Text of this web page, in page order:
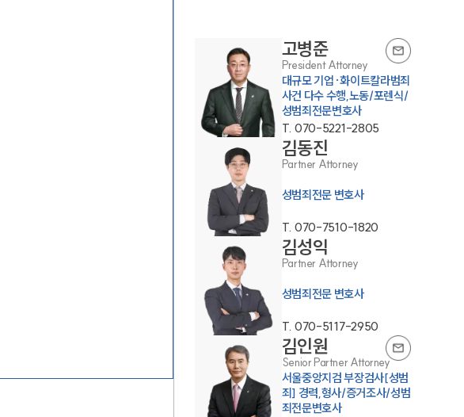
팀소개
고병준
President Attorney
대규모 기업·화이트칼라범죄
사건 다수 수행,노동/포렌식/
성범죄전문변호사
T. 070-5221-2805
김동진
Partner Attorney
성범죄전문 변호사
T. 070-7510-1820
김성익
Partner Attorney
성범죄전문 변호사
T. 070-5117-2950
김인원
Senior Partner Attorney
서울중앙지검 부장검사[성범
죄] 경력,형사/증거조사/성범
죄전문변호사